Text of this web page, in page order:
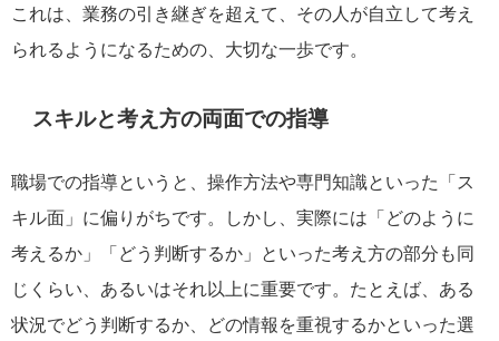
これは、業務の引き継ぎを超えて、その人が自立して考え
られるようになるための、大切な一歩です。
スキルと考え方の両面での指導
職場での指導というと、操作方法や専門知識といった「ス
キル面」に偏りがちです。しかし、実際には「どのように
考えるか」「どう判断するか」といった考え方の部分も同
じくらい、あるいはそれ以上に重要です。たとえば、ある
状況でどう判断するか、どの情報を重視するかといった選